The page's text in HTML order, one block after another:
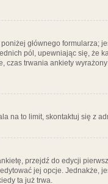
głównego formularza;
pól, upewniając się, że
czas trwania ankiety
na to limit, skontaktuj się z
przejdź do edycji
jej opcje. Jednakże,
ta już trwa.